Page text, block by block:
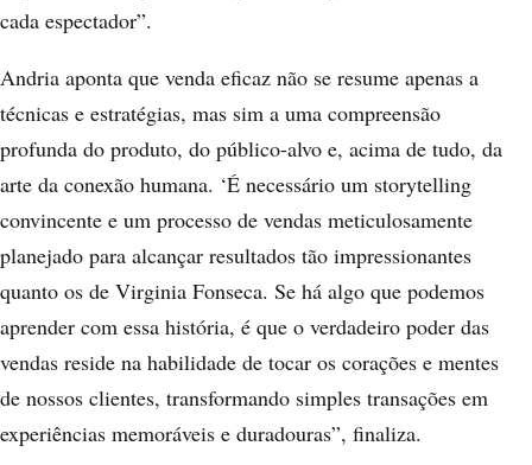
cada espectador”.
Andria aponta que venda eficaz não se resume apenas a
técnicas e estratégias, mas sim a uma compreensão
profunda do produto, do público-alvo e, acima de tudo, da
arte da conexão humana. ‘É necessário um storytelling
convincente e um processo de vendas meticulosamente
planejado para alcançar resultados tão impressionantes
quanto os de Virginia Fonseca. Se há algo que podemos
aprender com essa história, é que o verdadeiro poder das
vendas reside na habilidade de tocar os corações e mentes
de nossos clientes, transformando simples transações em
experiências memoráveis e duradouras”, finaliza.